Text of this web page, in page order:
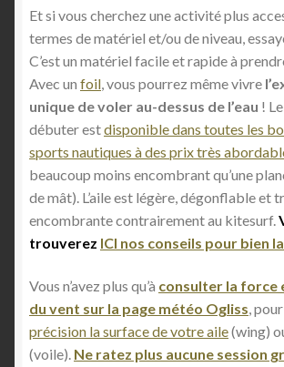
Et si vous cherchez une activité plus
termes de matériel et/ou de niveau,
C’est un matériel facile et rapide à
Avec un foil , vous pourrez même vivre
unique de voler au-dessus de l’eau !
débuter estdisponible dans toutes les
sports nautiques à des prix très
beaucoup moins encombrant qu’une
de mât). L’aile est légère, dégonflable et
encombrante contrairement au kitesurf.
trouverez ICI nos conseils pour bien
Vous n’avez plus qu’à consulter la force
du vent sur la page météo Ogliss, pour
précision la surface de votre aile(wing)
(voile). Ne ratez plus aucune session